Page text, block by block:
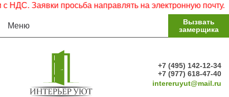
Заявки просьба направлять на электронную почту.
Меню
Вызвать
замерщика
+7 (495) 142-12-34
+7 (977) 618-47-40
intereruyut@mail.ru